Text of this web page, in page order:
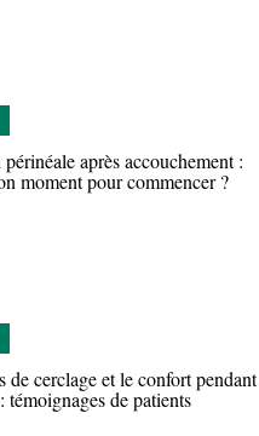
après accouchement :
moment pour commencer ?
de cerclage et le confort pendant
témoignages de patients